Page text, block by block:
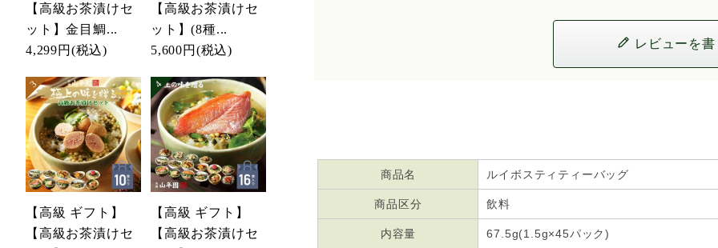
【高級お茶漬けセ
ット】金目鯛...
4,299円 (税込)
【高級お茶漬けセ
ット】(8種...
5,600円 (税込)
【高級 ギフト】
【高級お茶漬けセ
【高級 ギフト】
【高級お茶漬けセ
レビューを書
商品名 ルイボスティティーバッグ
商品区分 飲料
内容量 67.5g(1.5g×45パック)